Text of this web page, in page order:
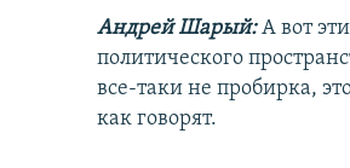
Андрей Шарый:А вот
политического
все-таки не пробирка,
как говорят.